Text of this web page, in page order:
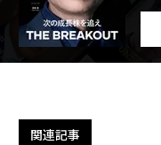
関連記事